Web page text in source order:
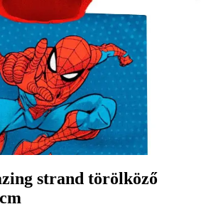
strand törölköző